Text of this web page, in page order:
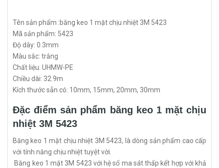
Tên sản phẩm :băng keo 1 mặt chịu nhiệt 3M 5423
Mã sản phẩm: 5423
Độ dày: 0.3mm
Màu sắc: trắng
Chất liệu: UHMW-PE
Chiều dài: 32.9m
Kích thước sẵn có: 10mm, 15mm, 20mm, 30mm
Đặc điểm sản phẩm băng keo 1 mặt chịu
nhiệt 3M 5423
Băng keo 1 mặt chịu nhiệt 3M 5423, là dòng sản phẩm cao cấp
với tính năng chịu nhiệt tuyệt vời.
Băng keo 1 mặt 3M 5423 với hệ số ma sát thấp kết hợp với khả